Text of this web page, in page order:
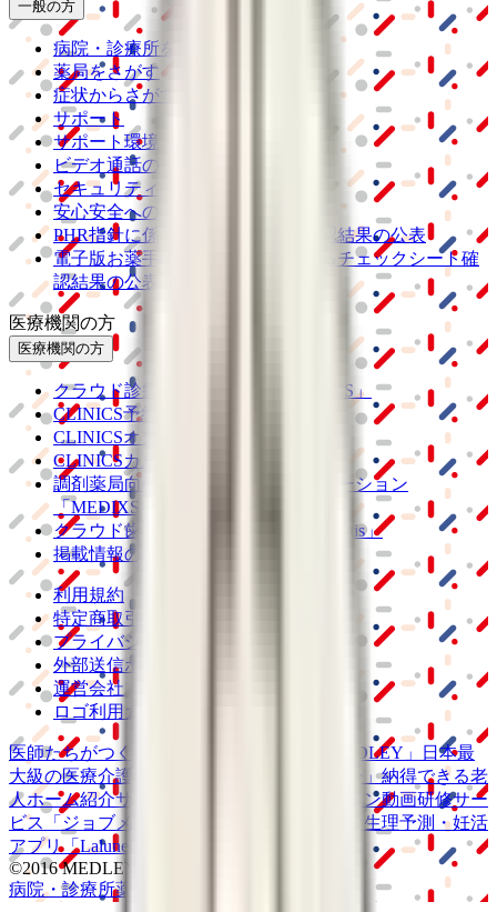
一般の方
病院・診療所をさがす
薬局をさがす
症状からさがす
サポート
サポート環境
ビデオ通話の事前テスト
セキュリティの取り組み
安心安全への取り組み
PHR指針に係るチェックシート確認結果の公表
電子版お薬手帳ガイドラインに係るチェックシート確
認結果の公表
医療機関の方
医療機関の方
クラウド診療
「CLINICS」
CLINICS予約
CLINICSオンライン診療
CLINICSカルテ
調剤薬局向け統合型クラウドソリューション
「MEDIXS」
クラウド歯科業務
「Dentis」
掲載情報の修正・削除はこちら
利用規約
特定商取引法に基づく表記
プライバシーポリシー
外部送信ポリシー
運営会社
ロゴ利用ガイドライン
医師たちがつくる 「MEDLEY」
日本最
大級の医療介護求人サイト 「ジョブメドレー」納得できる老
人ホーム紹介サービス
オンライン動画研修サー
ビス
「ジョブメドレー
生理予測・妊活
アプリ「Lalune(ラルーン)」
©2016 MEDLEY, INC.
病院・診療所薬局